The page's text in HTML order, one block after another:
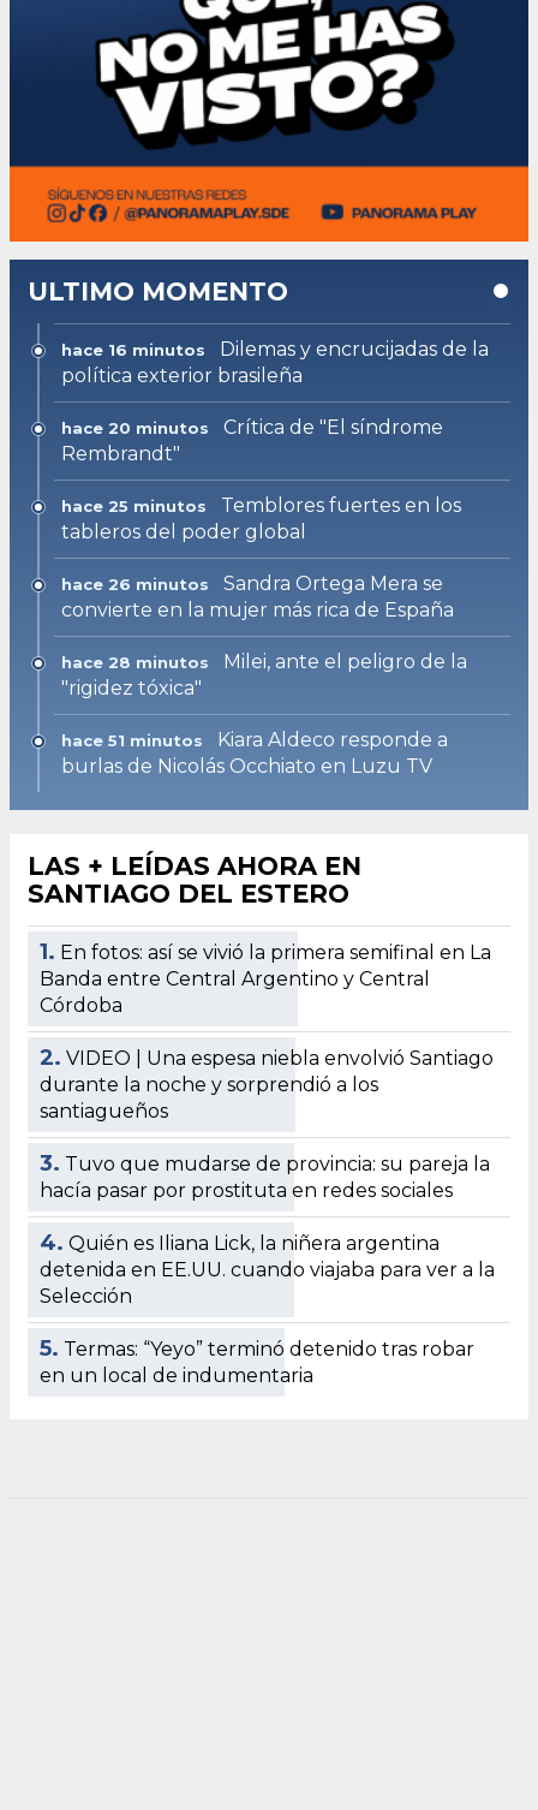
ULTIMO MOMENTO
hace 16 minutos
Dilemas y encrucijadas de la
política exterior brasileña
hace 20 minutos
Crítica de "El síndrome
Rembrandt"
hace 25 minutos
Temblores fuertes en los
tableros del poder global
hace 26 minutos
Sandra Ortega Mera se
convierte en la mujer más rica de España
hace 28 minutos
Milei, ante el peligro de la
"rigidez tóxica"
hace 51 minutos
Kiara Aldeco responde a
burlas de Nicolás Occhiato en Luzu TV
LAS + LEÍDAS AHORA EN
SANTIAGO DEL ESTERO
1. En fotos: así se vivió la primera semifinal en La
Banda entre Central Argentino y Central
Córdoba
2. VIDEO | Una espesa niebla envolvió Santiago
durante la noche y sorprendió a los
santiagueños
3. Tuvo que mudarse de provincia: su pareja la
hacía pasar por prostituta en redes sociales
4. Quién es Iliana Lick, la niñera argentina
detenida en EE.UU. cuando viajaba para ver a la
Selección
5. Termas: “Yeyo” terminó detenido tras robar
en un local de indumentaria